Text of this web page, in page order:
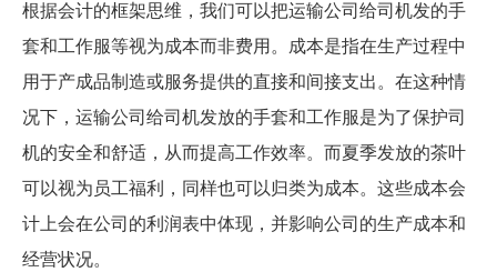
根据会计的框架思维，我们可以把运输公司给司机发的手
套和工作服等视为成本而非费用。成本是指在生产过程中
用于产成品制造或服务提供的直接和间接支出。在这种情
况下，运输公司给司机发放的手套和工作服是为了保护司
机的安全和舒适，从而提高工作效率。而夏季发放的茶叶
可以视为员工福利，同样也可以归类为成本。这些成本会
计上会在公司的利润表中体现，并影响公司的生产成本和
经营状况。